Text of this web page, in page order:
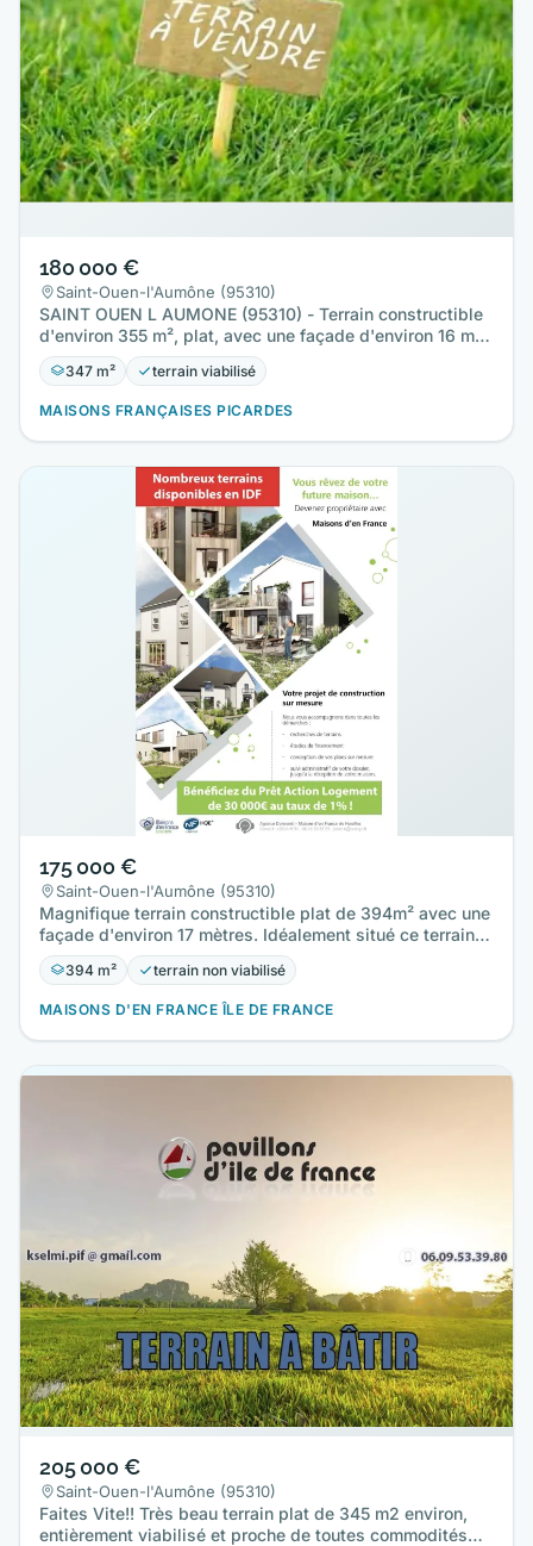
180 000 €
Saint-Ouen-l'Aumône (95310)
SAINT OUEN L AUMONE (95310) - Terrain constructible
d'environ 355 m², plat, avec une façade d'environ 16 m,
situé en…
347 m² terrain viabilisé
MAISONS FRANÇAISES PICARDES
175 000 €
Saint-Ouen-l'Aumône (95310)
Magnifique terrain constructible plat de 394m² avec une
façade d'environ 17 mètres. Idéalement situé ce terrain…
394 m² terrain non viabilisé
MAISONS D'EN FRANCE ÎLE DE FRANCE
205 000 €
Saint-Ouen-l'Aumône (95310)
Faites Vite!! Très beau terrain plat de 345 m2 environ,
entièrement viabilisé et proche de toutes commodités…